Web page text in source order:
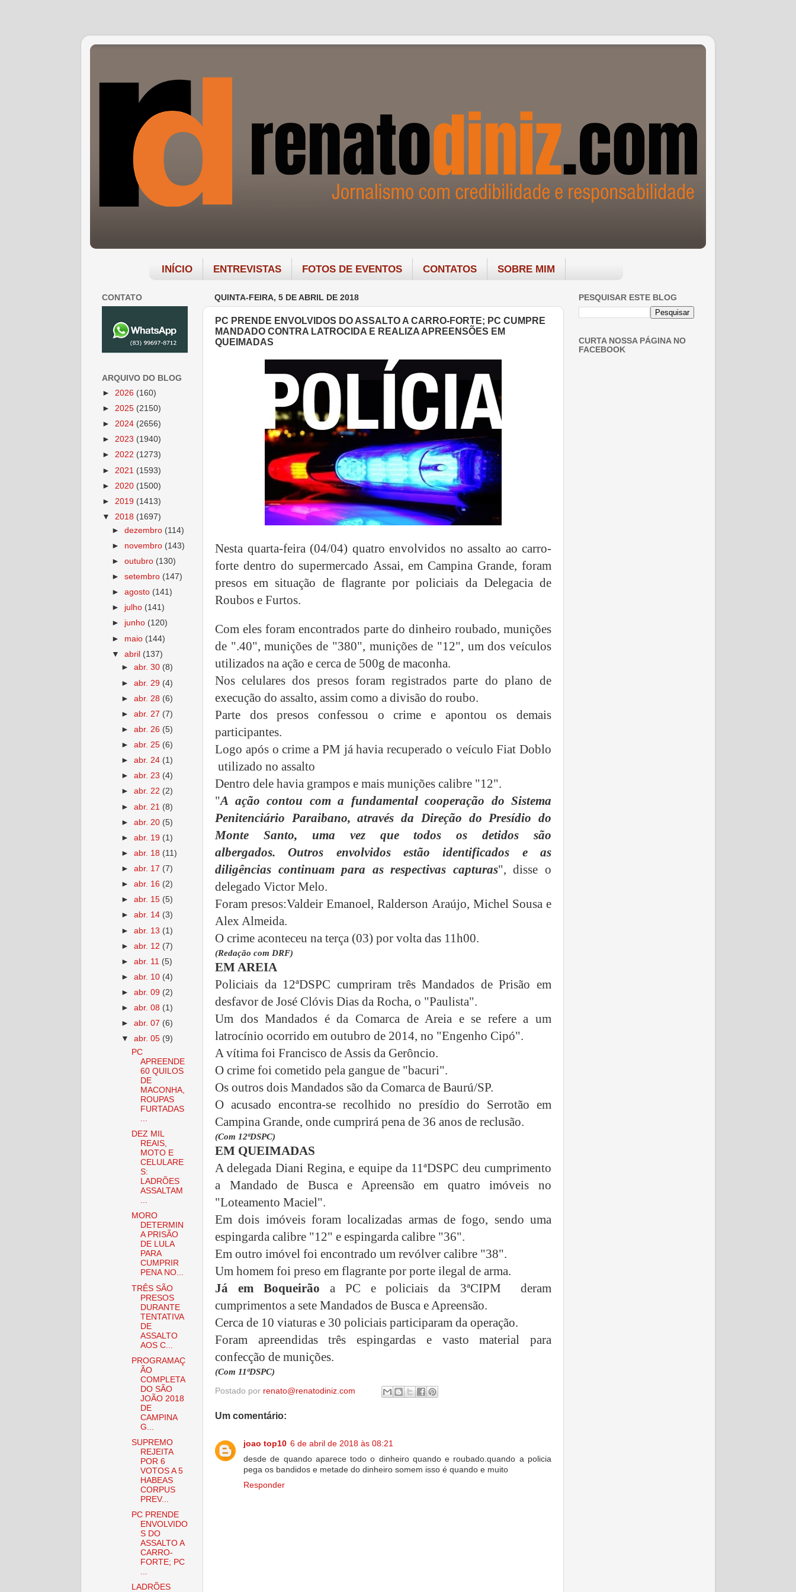
INÍCIO ENTREVISTAS FOTOS DE EVENTOS CONTATOS SOBRE MIM
QUINTA-FEIRA, 5 DE ABRIL DE 2018
PC PRENDE ENVOLVIDOS DO ASSALTO A CARRO-FORTE; PC CUMPRE
MANDADO CONTRA LATROCIDA E REALIZA APREENSÕES EM
QUEIMADAS
Nesta quarta-feira (04/04) quatro envolvidos no assalto ao carro-
forte dentro do supermercado Assai, em Campina Grande, foram
presos em situação de flagrante por policiais da Delegacia de
Roubos e Furtos.
Com eles foram encontrados parte do dinheiro roubado, munições
de ".40", munições de "380", munições de "12", um dos veículos
utilizados na ação e cerca de 500g de maconha.
Nos celulares dos presos foram registrados parte do plano de
execução do assalto, assim como a divisão do roubo.
Parte dos presos confessou o crime e apontou os demais
participantes.
Logo após o crime a PM já havia recuperado o veículo Fiat Doblo
utilizado no assalto
Dentro dele havia grampos e mais munições calibre "12".
"A ação contou com a fundamental cooperação do Sistema
Penitenciário Paraibano, através da Direção do Presídio do
Monte Santo, uma vez que todos os detidos são
albergados.Outros envolvidos estão identificados e as
diligências continuam para as respectivas capturas", disse o
delegado Victor Melo.
Foram presos:Valdeir Emanoel, Ralderson Araújo, Michel Sousa e
Alex Almeida.
O crime aconteceu na terça (03) por volta das 11h00.
(Redação com DRF)
EM AREIA
Policiais da 12ªDSPC cumpriram três Mandados de Prisão em
desfavor de José Clóvis Dias da Rocha, o "Paulista".
Um dos Mandados é da Comarca de Areia e se refere a um
latrocínio ocorrido em outubro de 2014, no "Engenho Cipó".
A vítima foi Francisco de Assis da Gerôncio.
O crime foi cometido pela gangue de "bacuri".
Os outros dois Mandados são da Comarca de Baurú/SP.
O acusado encontra-se recolhido no presídio do Serrotão em
Campina Grande, onde cumprirá pena de 36 anos de reclusão.
(Com 12ªDSPC)
EM QUEIMADAS
A delegada Diani Regina, e equipe da 11ªDSPC deu cumprimento
a Mandado de Busca e Apreensão em quatro imóveis no
"Loteamento Maciel".
Em dois imóveis foram localizadas armas de fogo, sendo uma
espingarda calibre "12" e espingarda calibre "36".
Em outro imóvel foi encontrado um revólver calibre "38".
Um homem foi preso em flagrante por porte ilegal de arma.
Já em Boqueirão a PC e policiais da 3ªCIPM deram
cumprimentos a sete Mandados de Busca e Apreensão.
Cerca de 10 viaturas e 30 policiais participaram da operação.
Foram apreendidas três espingardas e vasto material para
confecção de munições.
(Com 11ªDSPC)
Postado por renato@renatodiniz.com
Um comentário:
joao top10 6 de abril de 2018 às 08:21
desde de quando aparece todo o dinheiro quando e roubado.quando a policia
pega os bandidos e metade do dinheiro somem isso é quando e muito
Responder
CONTATO
ARQUIVO DO BLOG
► 2026 (160)
► 2025 (2150)
► 2024 (2656)
► 2023 (1940)
► 2022 (1273)
► 2021 (1593)
► 2020 (1500)
► 2019 (1413)
▼ 2018 (1697)
►dezembro (114)
► novembro (143)
►outubro (130)
►setembro (147)
►agosto (141)
► julho (141)
► junho (120)
► maio (144)
▼abril (137)
►abr. 30 (8)
►abr. 29 (4)
►abr. 28 (6)
►abr. 27 (7)
►abr. 26 (5)
►abr. 25 (6)
►abr. 24 (1)
►abr. 23 (4)
►abr. 22 (2)
►abr. 21 (8)
►abr. 20 (5)
►abr. 19 (1)
►abr. 18 (11)
►abr. 17 (7)
►abr. 16 (2)
►abr. 15 (5)
►abr. 14 (3)
►abr. 13 (1)
►abr. 12 (7)
►abr. 11 (5)
►abr. 10 (4)
►abr. 09 (2)
►abr. 08 (1)
►abr. 07 (6)
▼abr. 05 (9)
PC
APREENDE
60 QUILOS
DE
MACONHA,
ROUPAS
FURTADAS
...
DEZ MIL
REAIS,
MOTO E
CELULARE
S:
LADRÕES
ASSALTAM
...
MORO
DETERMIN
A PRISÃO
DE LULA
PARA
CUMPRIR
PENA NO...
TRÊS SÃO
PRESOS
DURANTE
TENTATIVA
DE
ASSALTO
AOS C...
PROGRAMAÇ
ÃO
COMPLETA
DO SÃO
JOÃO 2018
DE
CAMPINA
G...
SUPREMO
REJEITA
POR 6
VOTOS A 5
HABEAS
CORPUS
PREV...
PC PRENDE
ENVOLVIDO
S DO
ASSALTO A
CARRO-
FORTE; PC
LADRÕES
PESQUISAR ESTE BLOG
CURTA NOSSA PÁGINA NO
FACEBOOK